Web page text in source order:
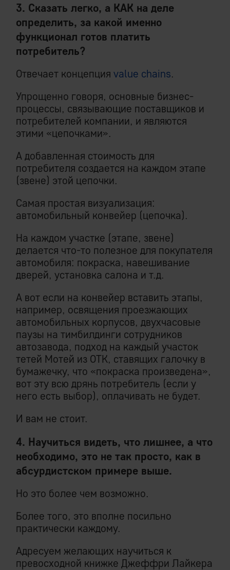
3. Сказать легко, а КАК на деле
определить, за какой именно
функционал готов платить
потребитель?
Отвечает концепция value chains.
Упрощенно говоря, основные бизнес-
процессы, связывающие поставщиков и
потребителей компании, и являются
этими «цепочками».
А добавленная стоимость для
потребителя создается на каждом этапе
(звене) этой цепочки.
Самая простая визуализация:
автомобильный конвейер (цепочка).
На каждом участке (этапе, звене)
делается что-то полезное для покупателя
автомобиля: покраска, навешивание
дверей, установка салона и т.д.
А вот если на конвейер вставить этапы,
например, освящения проезжающих
автомобильных корпусов, двухчасовые
паузы на тимбилдинги сотрудников
автозавода, подход на каждый участок
тетей Мотей из ОТК, ставящих галочку в
бумажечку, что «покраска произведена»,
вот эту всю дрянь потребитель (если у
него есть выбор), оплачивать не будет.
И вам не стоит.
4. Научиться видеть, что лишнее, а что
необходимо, это не так просто, как в
абсурдистском примере выше.
Но это более чем возможно.
Более того, это вполне посильно
практически каждому.
Адресуем желающих научиться к
превосходной книжке Джеффри Лайкера